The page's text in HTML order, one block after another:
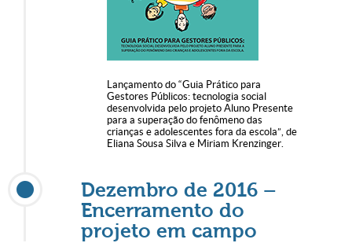
Lançamento do “Guia Prático para
Gestores Públicos: tecnologia social
desenvolvida pelo projeto Aluno Presente
para a superação do fenômeno das
crianças e adolescentes fora da escola”, de
Eliana Sousa Silva e Miriam Krenzinger.
Dezembro de 2016 –
Encerramento do
projeto em campo